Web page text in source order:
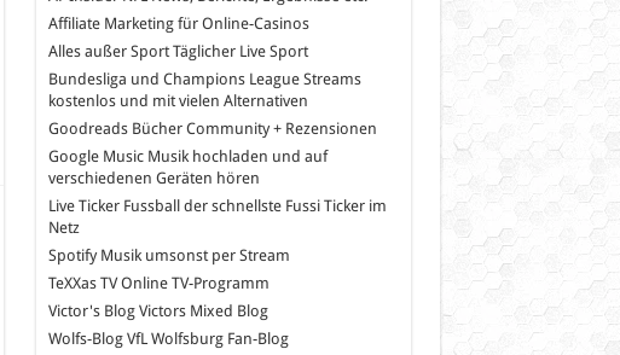
Affiliate Marketingfür Online-Casinos
Alles außer SportTäglicher Live Sport
Bundesliga und Champions League Streams
kostenlos und mit vielen Alternativen
GoodreadsBücher Community + Rezensionen
Google MusicMusik hochladen und auf
verschiedenen Geräten hören
Live Ticker Fussball
der schnellste Fussi Ticker im
Netz
SpotifyMusik umsonst per Stream
TeXXas TVOnline TV-Programm
Victor's BlogVictors Mixed Blog
Wolfs-BlogVfL Wolfsburg Fan-Blog